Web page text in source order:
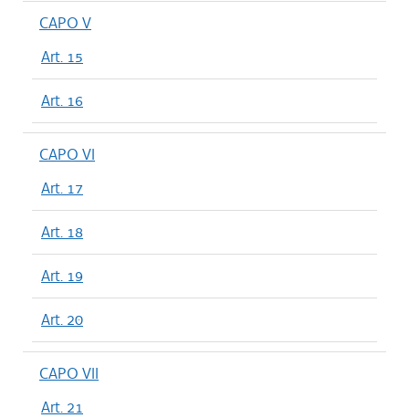
CAPO V
Art. 15
Art. 16
CAPO VI
Art. 17
Art. 18
Art. 19
Art. 20
CAPO VII
Art. 21